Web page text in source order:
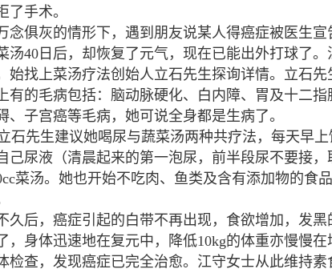
了手术。
念俱灰的情形下，遇到朋友说某人得癌症被医生
汤40日后，却恢复了元气，现在已能出外打球了
始找上菜汤疗法创始人立石先生探询详情。立石
有的毛病包括：脑动脉硬化、白内障、胃及十二
、子宫癌等毛病，她可说全身都是生病了。
石先生建议她喝尿与蔬菜汤两种共疗法，每天早上
己尿液（清晨起来的第一泡尿，前半段尿不要接
菜汤。她也开始不吃肉、鱼类及含有添加物的食
久后，癌症引起的白带不再出现，食欲增加，发
，身体迅速地在复元中，降低10kg的体重亦慢慢
检查，发现癌症已完全治愈。江守女士从此维持素